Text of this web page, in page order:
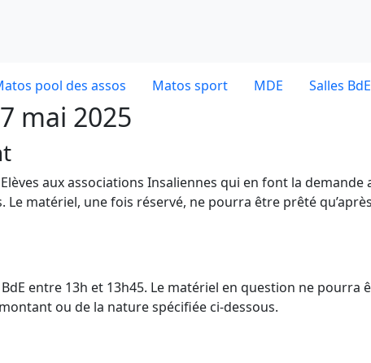
pool des assos Matos sport MDE Salles BdE
mai 2025
aux associations Insaliennes qui en font la demande
Le matériel, une fois réservé, ne pourra être prêté
entre 13h et 13h45. Le matériel en question ne pourra
ou de la nature spécifiée ci-dessous.